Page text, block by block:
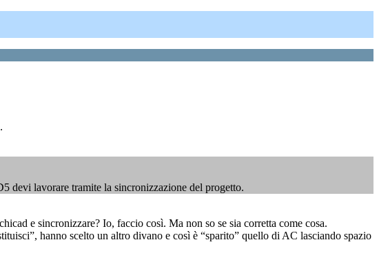
devi lavorare tramite la sincronizzazione del progetto.
e sincronizzare? Io, faccio così. Ma non so se sia corretta come cosa.
hanno scelto un altro divano e così è “sparito” quello di AC lasciando spazio